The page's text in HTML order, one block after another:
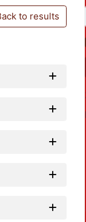
to results